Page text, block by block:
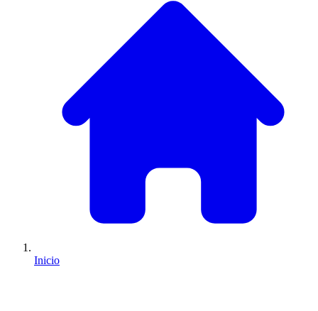
Inicio